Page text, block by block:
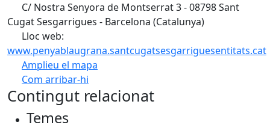
C/ Nostra Senyora de Montserrat 3 - 08798 Sant
Cugat Sesgarrigues - Barcelona (Catalunya)
Lloc web:
www.penyablaugrana.santcugatsesgarriguesentitats.cat
Amplieu el mapa
Com arribar-hi
+
Contingut relacionat
Temes